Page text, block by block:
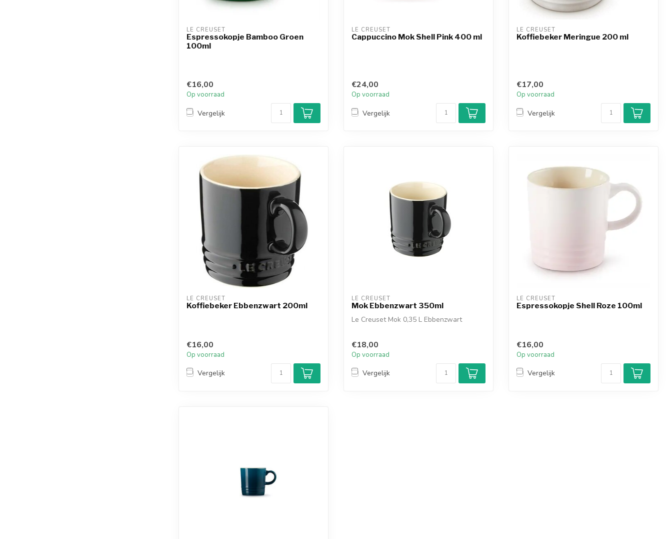
LE CREUSET
Espressokopje Bamboo Groen
100ml
€16,00
Op voorraad
Vergelijk
LE CREUSET
Cappuccino Mok Shell Pink 400 ml
€24,00
Op voorraad
Vergelijk
LE CREUSET
Koffiebeker Meringue 200 ml
€17,00
Op voorraad
Vergelijk
LE CREUSET
Koffiebeker Ebbenzwart 200ml
€16,00
Op voorraad
Vergelijk
LE CREUSET
Mok Ebbenzwart 350ml
Le Creuset Mok 0,35 L Ebbenzwart
€18,00
Op voorraad
Vergelijk
LE CREUSET
Espressokopje Shell Roze 100ml
€16,00
Op voorraad
Vergelijk